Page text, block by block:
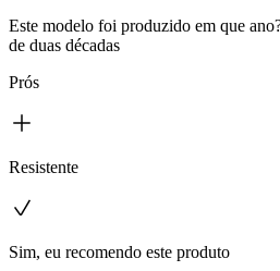
Este modelo foi produzido em que
de duas décadas
Prós
Resistente
Sim, eu recomendo este produto